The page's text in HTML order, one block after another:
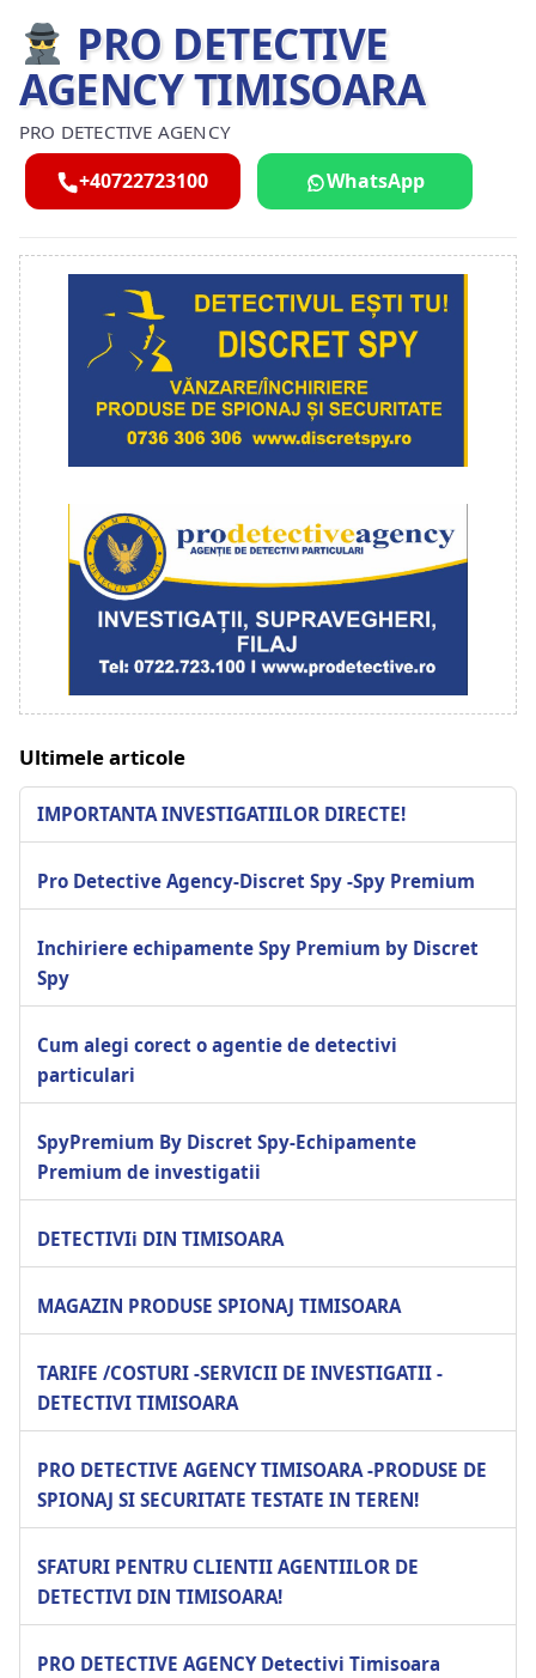
PRO DETECTIVE
AGENCY TIMISOARA
PRO DETECTIVE AGENCY
+40722723100 WhatsApp
Ultimele articole
IMPORTANTA INVESTIGATIILOR DIRECTE!
Pro Detective Agency-Discret Spy -Spy Premium
Inchiriere echipamente Spy Premium by Discret
Spy
Cum alegi corect o agentie de detectivi
particulari
SpyPremium By Discret Spy-Echipamente
Premium de investigatii
DETECTIVIi DIN TIMISOARA
MAGAZIN PRODUSE SPIONAJ TIMISOARA
TARIFE /COSTURI -SERVICII DE INVESTIGATII -
DETECTIVI TIMISOARA
PRO DETECTIVE AGENCY TIMISOARA -PRODUSE DE
SPIONAJ SI SECURITATE TESTATE IN TEREN!
SFATURI PENTRU CLIENTII AGENTIILOR DE
DETECTIVI DIN TIMISOARA!
PRO DETECTIVE AGENCY Detectivi Timisoara